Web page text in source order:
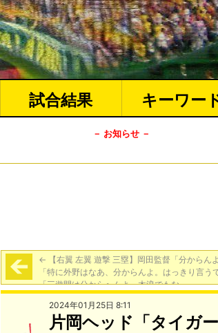
試合結果 キーワー
－ お知らせ －
← 【右翼 左翼 遊撃 三塁】岡田監督「分からんよ
「特に外野はなあ、分からんよ。はっきり言うて
「三遊間は分からへんよ。木浪でもな」
2024年01月25日 8:11
片岡ヘッド「タイガ